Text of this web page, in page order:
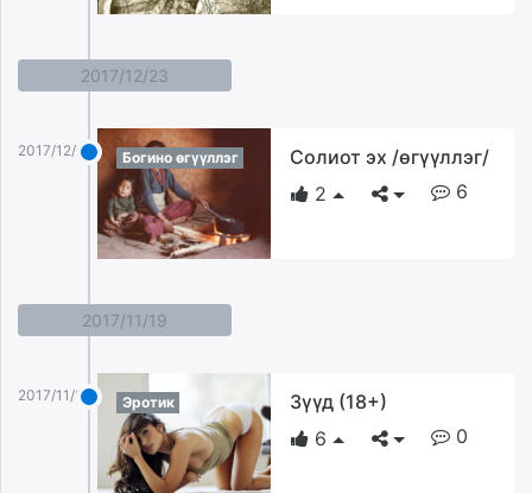
2017/12/23
2017/12/23 Богино өгүүллэг
Солиот эх /өгүүллэг/
2
6
2017/11/19
2017/11/19 Эротик
Зүүд (18+)
6
0